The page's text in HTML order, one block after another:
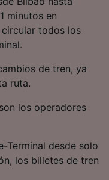
minutos en
todos los
de tren, ya
ruta.
los operadores
Terminal desde solo
los billetes de tren
las
para su
en un
Publicidad y
de